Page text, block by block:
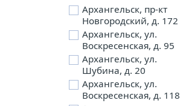
д. Бережная
д. Петариха
д. Согра
п. Березник
п. Боброво
п. Вычегодский
п. Двинской,
Архангельск, пр-кт
Новгородский, д. 172
Архангельск, ул.
Воскресенская, д. 95
Архангельск, ул.
Шубина, д. 20
Архангельск, ул.
Воскресенская, д. 118